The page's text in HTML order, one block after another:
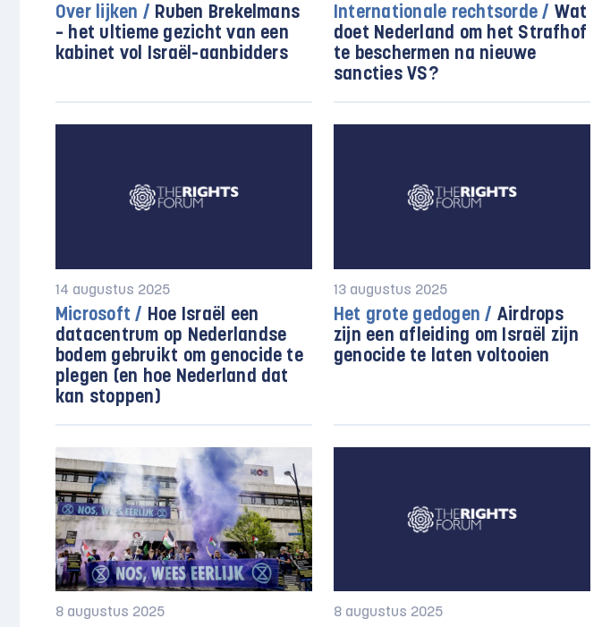
Over lijken / Ruben Brekelmans
– het ultieme gezicht van een
kabinet vol Israël-aanbidders
Internationale rechtsorde / Wat
doet Nederland om het Strafhof
te beschermen na nieuwe
sancties VS?
14 augustus 2025
Microsoft / Hoe Israël een
datacentrum op Nederlandse
bodem gebruikt om genocide te
plegen (en hoe Nederland dat
kan stoppen)
13 augustus 2025
Het grote gedogen / Airdrops
zijn een afleiding om Israël zijn
genocide te laten voltooien
8 augustus 2025 8 augustus 2025